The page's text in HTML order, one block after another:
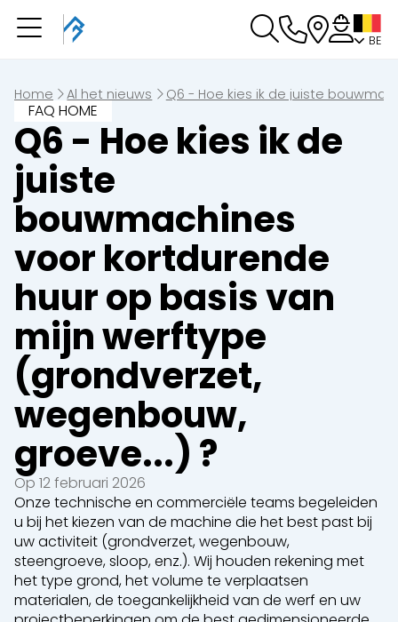
BE
Home Al het nieuws Q6 - Hoe kies ik de juiste
FAQ HOME
Q6 - Hoe kies ik de
juiste
bouwmachines
voor kortdurende
huur op basis van
mijn werftype
(grondverzet,
wegenbouw,
groeve...) ?
Op 12 februari 2026
Onze technische en commerciële teams begeleiden
u bij het kiezen van de machine die het best past bij
uw activiteit (grondverzet, wegenbouw,
steengroeve, sloop, enz.). Wij houden rekening met
het type grond, het volume te verplaatsen
materialen, de toegankelijkheid van de werf en uw
U heeft een boeking in
U heeft geen boeking in behandeling